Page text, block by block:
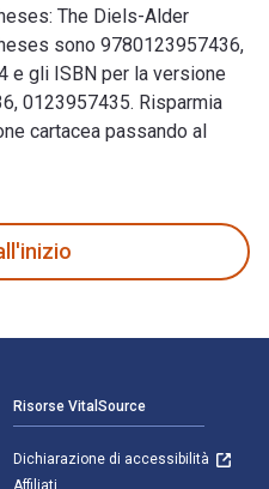
The Diels-Alder
sono 9780123957436,
e gli ISBN per la versione
0123957435. Risparmia
cartacea passando al
Risorse VitalSource
Dichiarazione di accessibilità
Affiliati